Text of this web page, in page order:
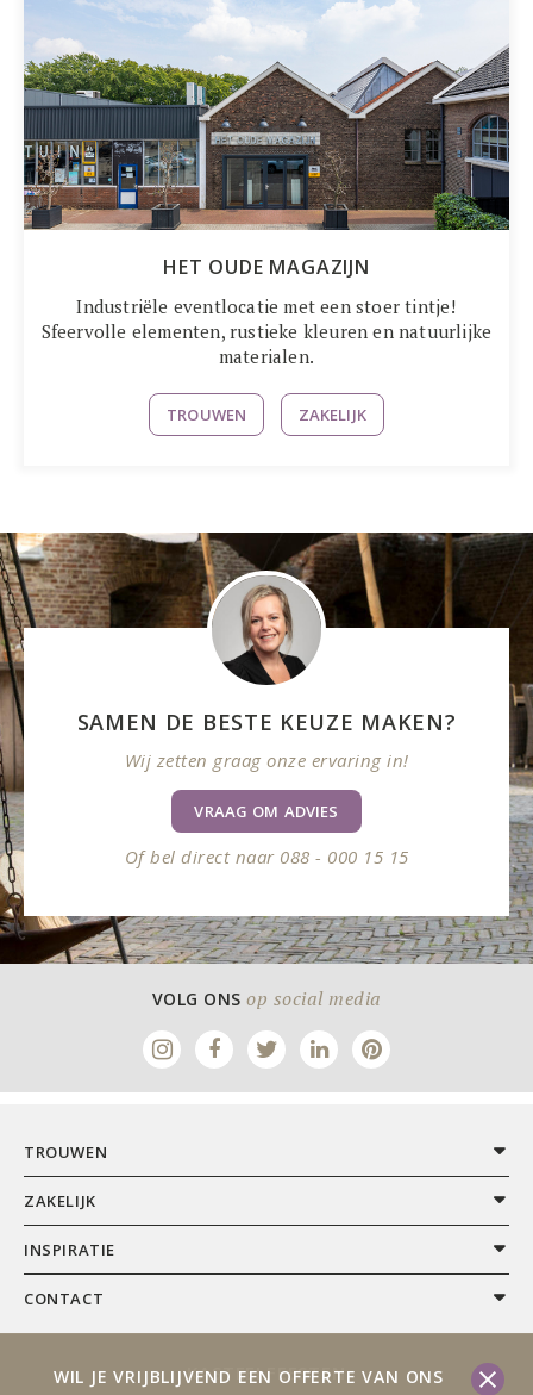
HET OUDE MAGAZIJN
Industriële eventlocatie met een stoer tintje!
Sfeervolle elementen, rustieke kleuren en natuurlijke
materialen.
TROUWEN ZAKELIJK
SAMEN DE BESTE KEUZE MAKEN?
Wij zetten graag onze ervaring in!
VRAAG OM ADVIES
Of bel direct naar 088 - 000 15 15
VOLG ONS op social media
WIL JE VRIJBLIJVEND EEN OFFERTE VAN ONS
TROUWEN
ZAKELIJK
INSPIRATIE
CONTACT
KASTEELFEESTEN